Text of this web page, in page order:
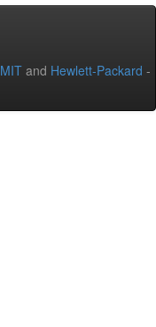
MIT and Hewlett-Packard -